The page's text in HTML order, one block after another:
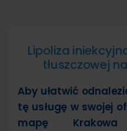
Lipoliza
tłuszczowej
Aby ułatwić
tę usługę w swojej
mapę